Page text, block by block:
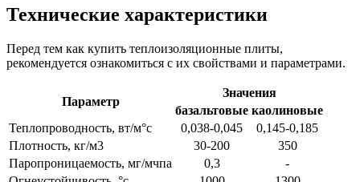
Технические характеристики
Перед тем как купить теплоизоляционные плиты,
рекомендуется ознакомиться с их свойствами и параметрами.
Параметр
Значения
базальтовые каолиновые
Теплопроводность, вт/м°с
0,038-0,045
0,145-0,185
Плотность, кг/м3
30-200
350
Паропроницаемость, мг/мчпа
0,3
-